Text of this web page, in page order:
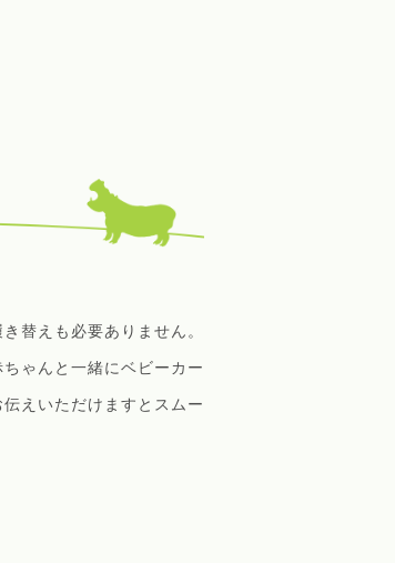
替えも必要ありません。
ゃんと一緒にベビーカー
えいただけますとスムー